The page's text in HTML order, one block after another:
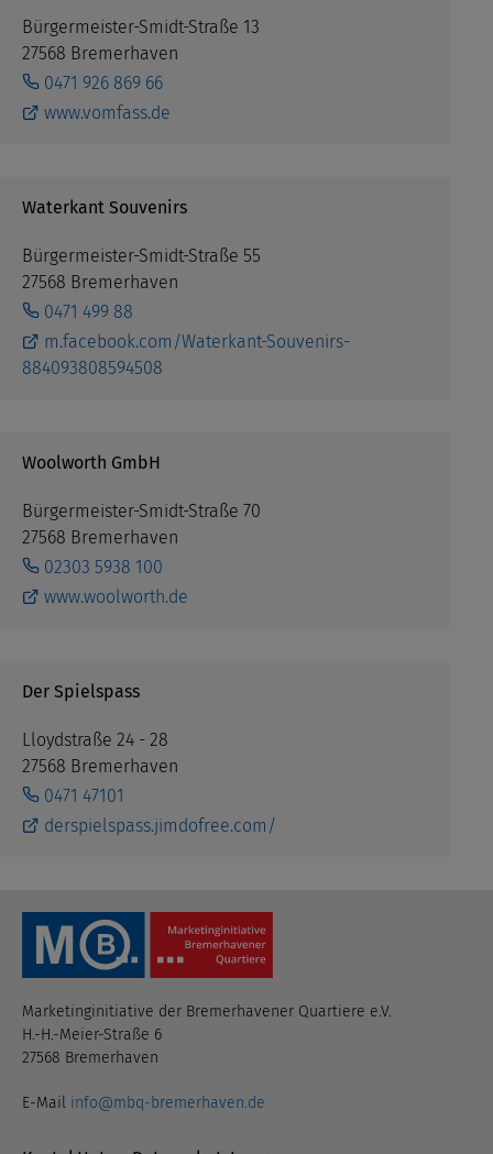
Bürgermeister-Smidt-Straße 13
27568 Bremerhaven
0471 926 869 66
www.vomfass.de
Waterkant Souvenirs
Bürgermeister-Smidt-Straße 55
27568 Bremerhaven
0471 499 88
m.facebook.com/Waterkant-Souvenirs-
884093808594508
Woolworth GmbH
Bürgermeister-Smidt-Straße 70
27568 Bremerhaven
02303 5938 100
www.woolworth.de
Der Spielspass
Lloydstraße 24 - 28
27568 Bremerhaven
0471 47101
derspielspass.jimdofree.com/
Marketinginitiative der Bremerhavener Quartiere e.V.
H.-H.-Meier-Straße 6
27568 Bremerhaven
E-Mail info@mbq-bremerhaven.de